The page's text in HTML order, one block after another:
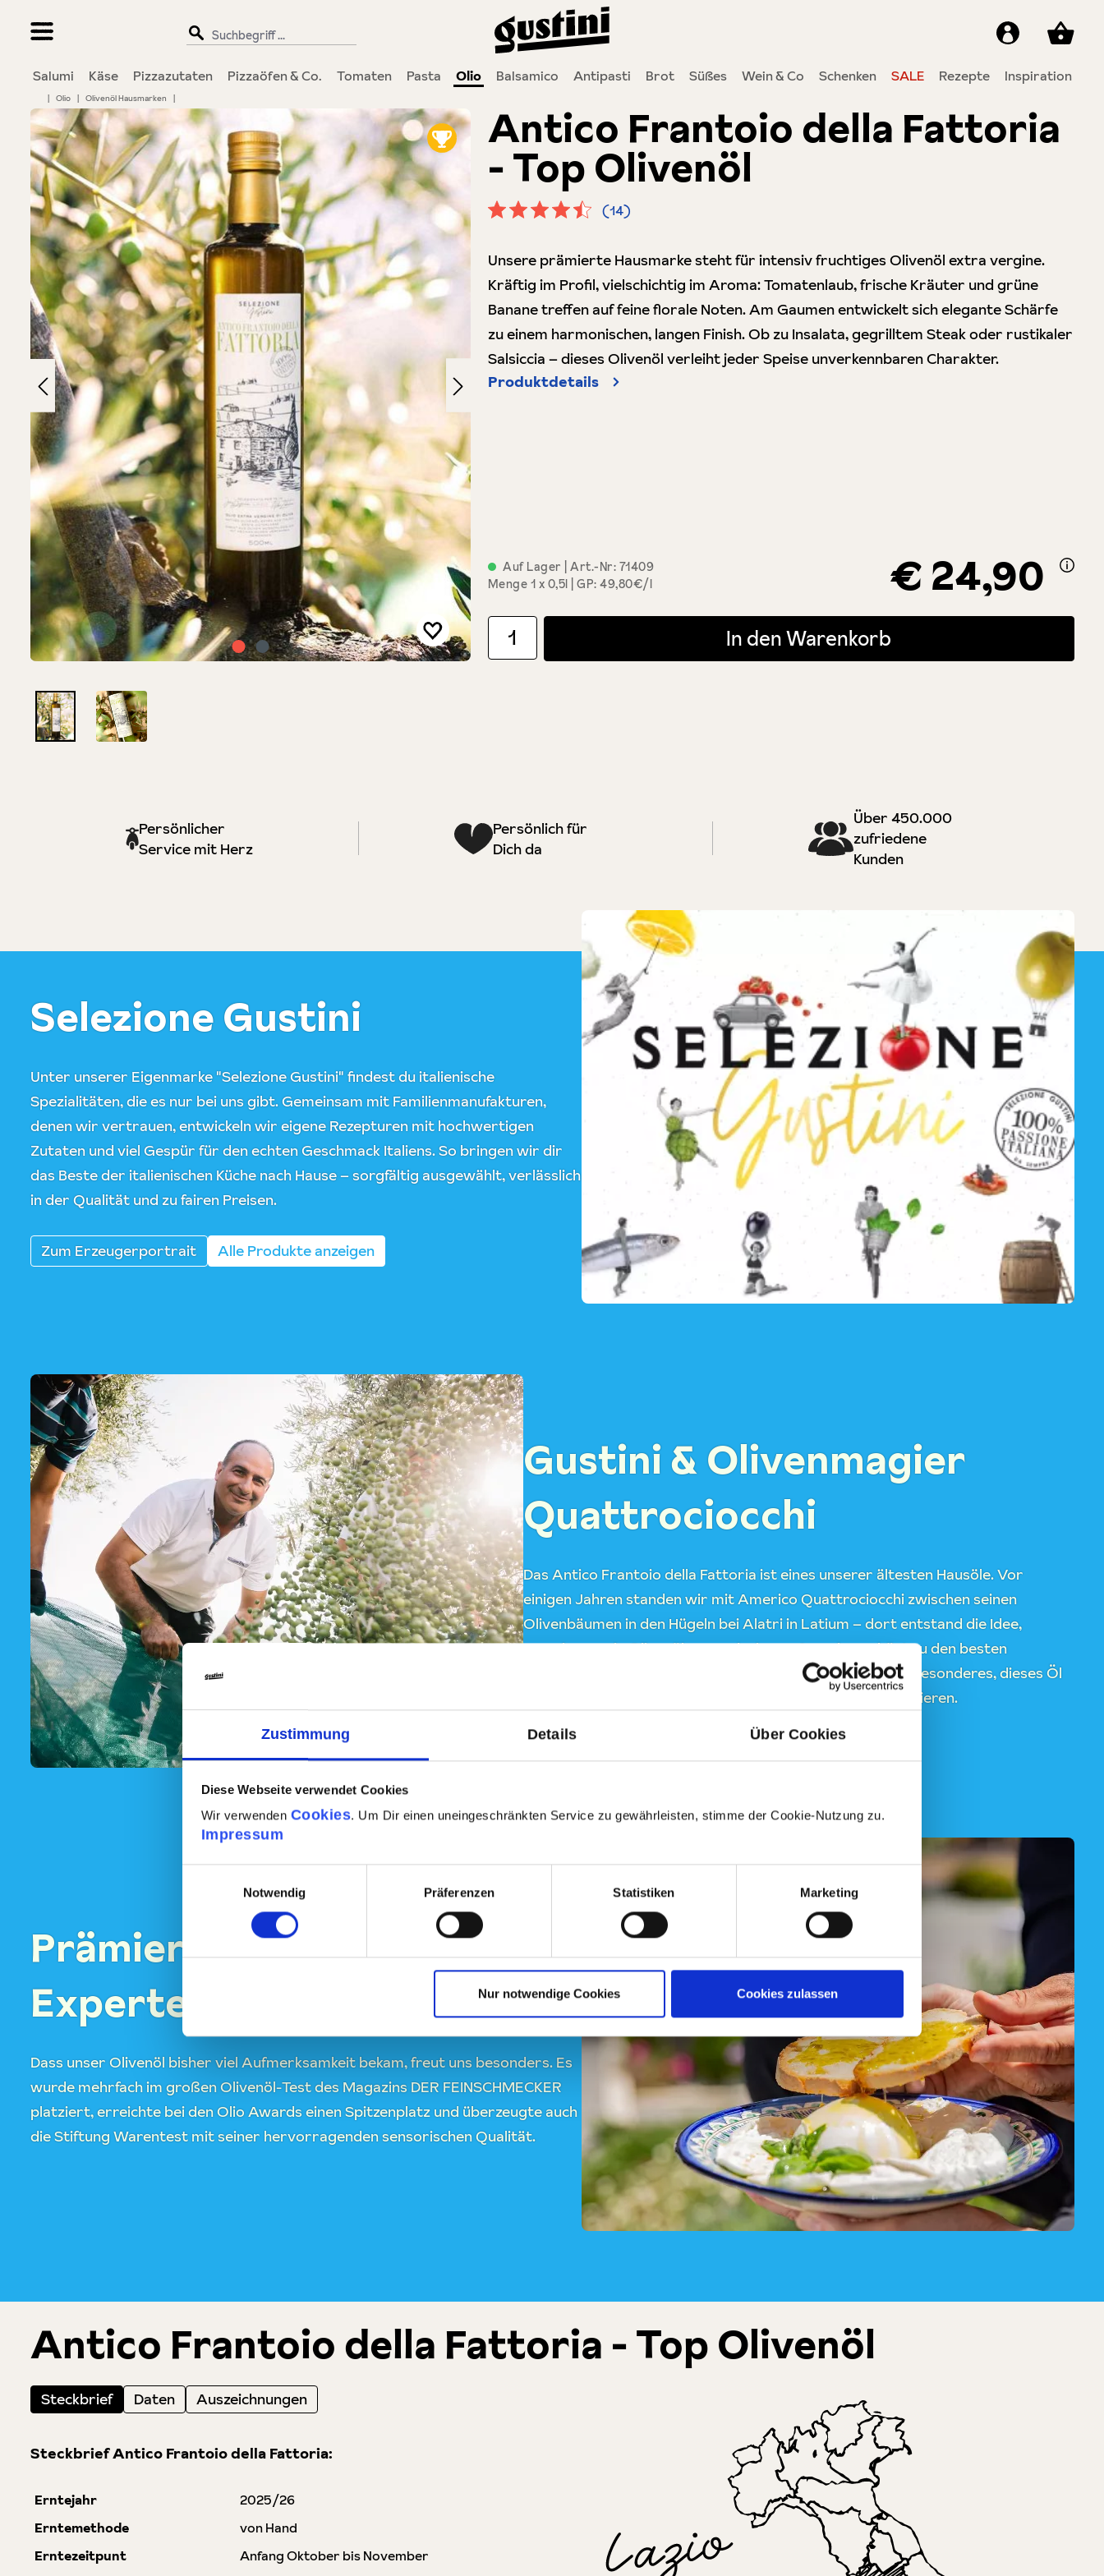
Zustimmung Details Über Cookies
Diese Webseite verwendet Cookies
Wir verwenden Cookies. Um Dir einen uneingeschränkten Service zu gewährleisten, stimme der Cookie-Nutzung zu.
Impressum
Notwendig
Präferenzen Statistiken Marketing
Nur notwendige Cookies Cookies zulassen
Salumi Käse Pizzazutaten Pizzaöfen & Co. Tomaten Pasta Olio Balsamico Antipasti Brot Süßes Wein & Co Schenken SALE Rezepte Inspiration
| Olio | Olivenöl Hausmarken |
Bildergalerie überspringen
Auf Lager | Art.-Nr: 71409
Menge 1 x 0,5l GP: 49,80€/l € 24,90
Antico Frantoio della Fattoria
- Top Olivenöl
(14)
Unsere prämierte Hausmarke steht für intensiv fruchtiges Olivenöl extra vergine.
Kräftig im Profil, vielschichtig im Aroma: Tomatenlaub, frische Kräuter und grüne
Banane treffen auf feine florale Noten. Am Gaumen entwickelt sich elegante Schärfe
zu einem harmonischen, langen Finish. Ob zu Insalata, gegrilltem Steak oder rustikaler
Salsiccia – dieses Olivenöl verleiht jeder Speise unverkennbaren Charakter.
Produktdetails
Produkt Anzahl: Gib den gewünschten Wert ein oder benutze die Schaltflächen um die Anzahl zu erhöhen oder zu
In den Warenkorb
Persönlicher
Service mit Herz
Persönlich für
Dich da
Über 450.000
zufriedene
Kunden
Selezione Gustini
Unter unserer Eigenmarke "Selezione Gustini" findest du italienische
Spezialitäten, die es nur bei uns gibt. Gemeinsam mit Familienmanufakturen,
denen wir vertrauen, entwickeln wir eigene Rezepturen mit hochwertigen
Zutaten und viel Gespür für den echten Geschmack Italiens. So bringen wir dir
das Beste der italienischen Küche nach Hause – sorgfältig ausgewählt, verlässlich
in der Qualität und zu fairen Preisen.
Zum Erzeugerportrait Alle Produkte anzeigen
Gustini & Olivenmagier
Quattrociocchi
Das Antico Frantoio della Fattoria ist eines unserer ältesten Hausöle. Vor
einigen Jahren standen wir mit Americo Quattrociocchi zwischen seinen
Olivenbäumen in den Hügeln bei Alatri in Latium – dort entstand die Idee,
gemeinsam ein Olivenöl zu produzieren. Americo gehört zu den besten
Olivenölmachern der Welt, und für uns ist es etwas ganz Besonderes, dieses Öl
seit 2013 zusammen mit ihm exklusiv für Gustini zu produzieren.
Prämiert von Olivenöl-
Experten
Dass unser Olivenöl bisher viel Aufmerksamkeit bekam, freut uns besonders. Es
wurde mehrfach im großen Olivenöl-Test des Magazins DER FEINSCHMECKER
platziert, erreichte bei den Olio Awards einen Spitzenplatz und überzeugte auch
die Stiftung Warentest mit seiner hervorragenden sensorischen Qualität.
Antico Frantoio della Fattoria - Top Olivenöl
Steckbrief Daten Auszeichnungen
Steckbrief Antico Frantoio della Fattoria:
Erntejahr
2025/26
Erntemethode
von Hand
Erntezeitpunt
Anfang Oktober bis November